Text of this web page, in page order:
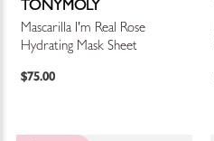
TONYMOLY
Mascarilla I'm Real Rose
Hydrating Mask Sheet
$75.00